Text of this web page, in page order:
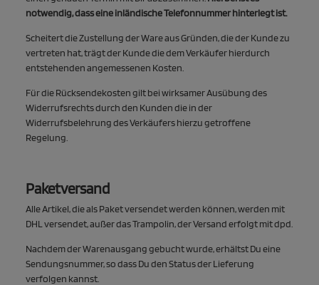
notwendig, dass eine inländische Telefonnummer hinterlegt ist.
Scheitert die Zustellung der Ware aus Gründen, die der Kunde zu
vertreten hat, trägt der Kunde die dem Verkäufer hierdurch
entstehenden angemessenen Kosten.
Für die Rücksendekosten gilt bei wirksamer Ausübung des
Widerrufsrechts durch den Kunden die in der
Widerrufsbelehrung des Verkäufers hierzu getroffene
Regelung.
Paketversand
Alle Artikel, die als Paket versendet werden können, werden mit
DHL versendet, außer das Trampolin, der Versand erfolgt mit dpd.
Nachdem der Warenausgang gebucht wurde, erhältst Du eine
Sendungsnummer, so dass Du den Status der Lieferung
verfolgen kannst.